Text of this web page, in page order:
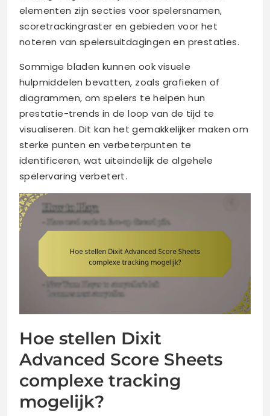
elementen zijn secties voor spelersnamen,
scoretrackingraster en gebieden voor het
noteren van spelersuitdagingen en prestaties.
Sommige bladen kunnen ook visuele
hulpmiddelen bevatten, zoals grafieken of
diagrammen, om spelers te helpen hun
prestatie-trends in de loop van de tijd te
visualiseren. Dit kan het gemakkelijker maken om
sterke punten en verbeterpunten te
identificeren, wat uiteindelijk de algehele
spelervaring verbetert.
Hoe stellen Dixit
Advanced Score Sheets
complexe tracking
mogelijk?